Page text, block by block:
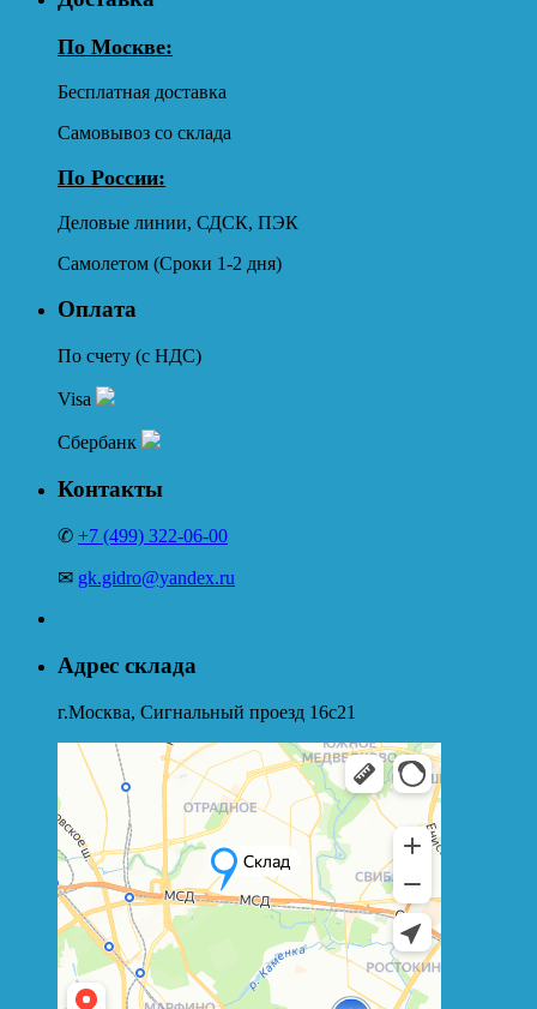
По Москве:
Бесплатная доставка
Самовывоз со склада
По России:
Деловые линии, СДСК, ПЭК
Самолетом (Сроки 1-2 дня)
Оплата
По счету (с НДС)
Visa
Сбербанк
Контакты
✆ +7 (499) 322-06-00
✉ gk.gidro@yandex.ru
Адрес склада
г.Москва, Сигнальный проезд 16с21